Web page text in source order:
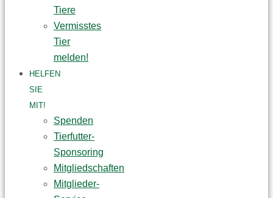
Tiere
Vermisstes
Tier
melden!
HELFEN
SIE
MIT!
Spenden
Tierfutter-
Sponsoring
Mitgliedschaften
Mitglieder-